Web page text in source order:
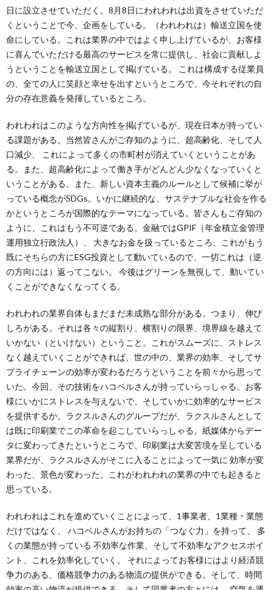
日に設立させていただく。8月8日にわれわれは出資をさせていただ
くということで今、企画をしている。（われわれは）輸送立国を使
命にしている。これは業界の中ではよく申し上げているが、お客様
に喜んでいただける最高のサービスを常に提供し、社会に貢献しよ
うということを輸送立国として掲げている。 これは構成する従業員
の、全ての人に笑顔と幸せを出すというところで、今それぞれの自
分の存在意義を発揮しているところ。
われわれはこのような方向性を掲げているが、現在日本が持ってい
る課題がある。当然皆さんがご存知のように、超高齢化、そして人
口減少、 これによって多くの市町村が消えていくということがあ
る。また、超高齢化によって働き手がどんどん少なくなっていくと
いうことがある。また、新しい資本主義のルールとして候補に挙が
っている概念がSDGs。いかに継続的な、サステナブルな社会を作る
かというところが国際的なテーマになっている。皆さんもご存知の
ように、これはもう不可逆である。金融ではGPIF（年金積立金管理
運用独立行政法人）、 大きなお金を扱っているところ、これがもう
既にそちらの方にESG投資として動いているので、一切これは（逆
の方向には）返ってこない。 今後はグリーンを無視して、動いてい
くことができなくなってくる。
われわれの業界自体もまだまだ未成熟な部分がある。つまり、伸び
しろがある。それは各々の縦割り、横割りの限界、境界線を越えて
いかない（といけない）ということ。これがスムーズに、ストレス
なく越えていくことができれば、世の中の、業界の効率、そしてサ
プライチェーンの効率が変わるだろうということを前々から思って
いた。今回、その技術をハコベルさんが持っていらっしゃる。お客
様にいかにストレスを与えないで、そしていかに効率的なサービス
を提供するか。ラクスルさんのグループだが、ラクスルさんとして
は既に印刷業でこの革命を起こしていらっしゃる。紙媒体からデー
タに変わってきたというところで、印刷業は大変苦境を呈している
業界だが、ラクスルさんがそこに入ることによって一気に 効率が変
わった、景色が変わった。これがわれわれの業界の中でも起きると
思っている。
われわれはこれを進めていくことによって、1事業者、1業種・業態
だけではなく、 ハコベルさんがお持ちの「つなぐ力」を持って、 多
くの業態が持っている 不効率な作業、そして不効率なアクセスポイ
ント、これを効率化していく。 それによってお客様にはより経済競
争力のある、価格競争力のある物流の提供ができる。そして、時間